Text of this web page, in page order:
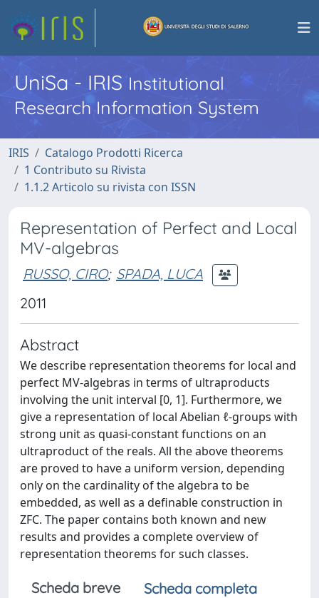
UniSa - IRISInstitutional
Research Information System
IRIS
Catalogo Prodotti Ricerca
1 Contributo su Rivista
1.1.2 Articolo su rivista con ISSN
Representation of Perfect and Local
MV-algebras
RUSSO, CIRO; SPADA, LUCA
2011
Abstract
We describe representation theorems for local and
perfect MV-algebras in terms of ultraproducts
involving the unit interval [0, 1]. Furthermore, we
give a representation of local Abelian ℓ-groups with
strong unit as quasi-constant functions on an
ultraproduct of the reals. All the above theorems
are proved to have a uniform version, depending
only on the cardinality of the algebra to be
embedded, as well as a definable construction in
ZFC. The paper contains both known and new
results and provides a complete overview of
representation theorems for such classes.
Scheda breve
Scheda completa